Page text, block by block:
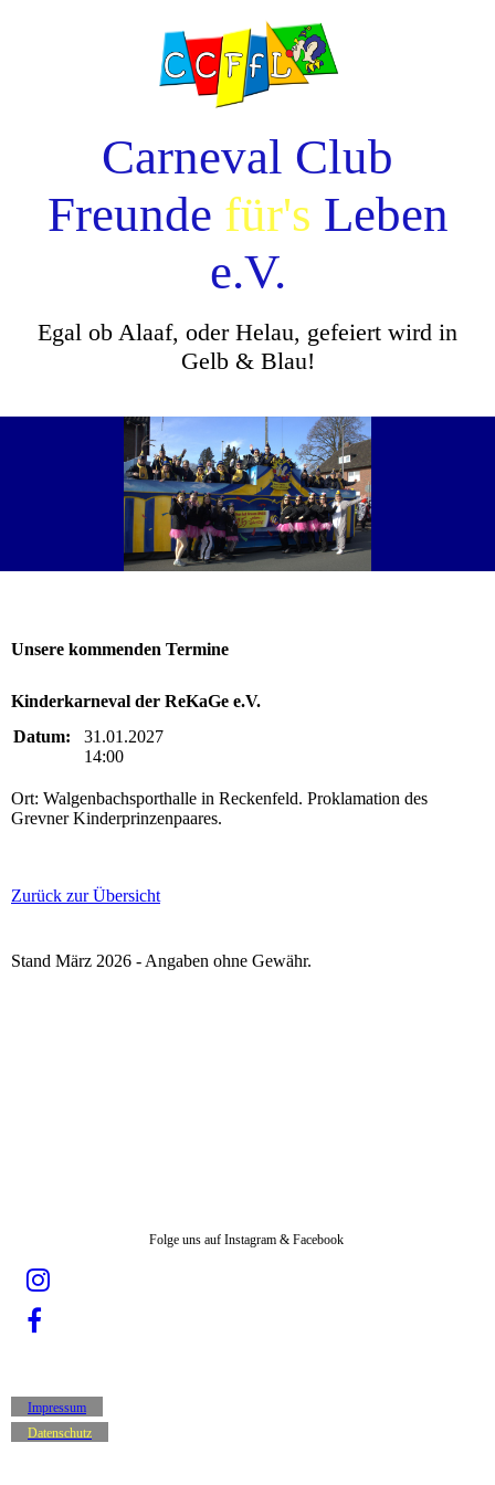
Carneval Club
Freunde für's Leben
e.V.
Egal ob Alaaf, oder Helau, gefeiert wird in
Gelb & Blau!
Unsere kommenden Termine
Kinderkarneval der ReKaGe e.V.
Datum:
31.01.2027
14:00
Ort: Walgenbachsporthalle in Reckenfeld. Proklamation des
Grevner Kinderprinzenpaares.
Zurück zur Übersicht
Stand März 2026 - Angaben ohne Gewähr.
Folge uns auf Instagram & Facebook
Impressum
Datenschutz